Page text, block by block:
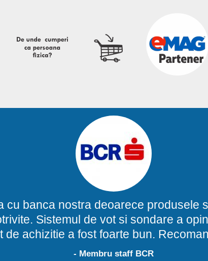
cu banca nostra deoarece produsele
Sistemul de vot si sondare a
de achizitie a fost foarte bun.
- Membru staff BCR